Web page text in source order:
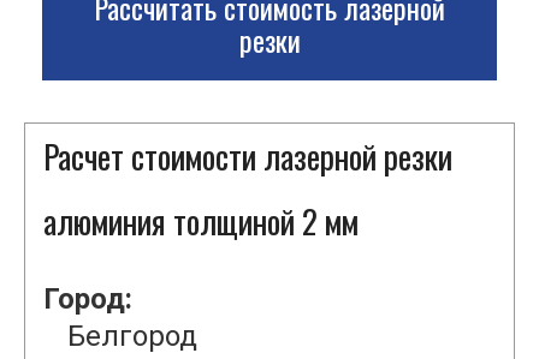
резки
Расчет стоимости лазерной резки
алюминия толщиной 2 мм
Город:
Белгород